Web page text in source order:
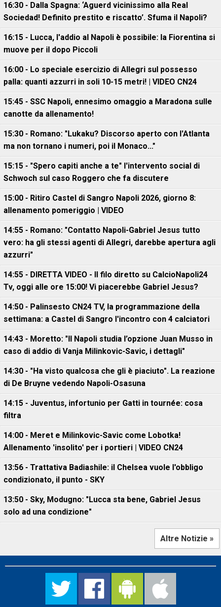
16:30 - Dalla Spagna: ‘Aguerd vicinissimo alla Real
Sociedad! Definito prestito e riscatto’. Sfuma il Napoli?
16:15 - Lucca, l'addio al Napoli è possibile: la Fiorentina si
muove per il dopo Piccoli
16:00 - Lo speciale esercizio di Allegri sul possesso
palla: quanti azzurri in soli 10-15 metri! | VIDEO CN24
15:45 - SSC Napoli, ennesimo omaggio a Maradona sulle
canotte da allenamento!
15:30 - Romano: "Lukaku? Discorso aperto con l'Atlanta
ma non tornano i numeri, poi il Monaco..."
15:15 - "Spero capiti anche a te" l'intervento social di
Schwoch sul caso Roggero che fa discutere
15:00 - Ritiro Castel di Sangro Napoli 2026, giorno 8:
allenamento pomeriggio | VIDEO
14:55 - Romano: "Contatto Napoli-Gabriel Jesus tutto
vero: ha gli stessi agenti di Allegri, darebbe apertura agli
azzurri"
14:55 - DIRETTA VIDEO - Il filo diretto su CalcioNapoli24
Tv, oggi alle ore 15:00! Vi piacerebbe Gabriel Jesus?
14:50 - Palinsesto CN24 TV, la programmazione della
settimana: a Castel di Sangro l'incontro con 4 calciatori
14:43 - Moretto: "Il Napoli studia l’opzione Juan Musso in
caso di addio di Vanja Milinkovic-Savic, i dettagli"
14:30 - "Ha visto qualcosa che gli è piaciuto". La reazione
di De Bruyne vedendo Napoli-Osasuna
14:15 - Juventus, infortunio per Gatti in tournée: cosa
filtra
14:00 - Meret e Milinkovic-Savic come Lobotka!
Allenamento 'insolito' per i portieri | VIDEO CN24
13:56 - Trattativa Badiashile: il Chelsea vuole l'obbligo
condizionato, il punto - SKY
13:50 - Sky, Modugno: "Lucca sta bene, Gabriel Jesus
solo ad una condizione"
Altre Notizie »